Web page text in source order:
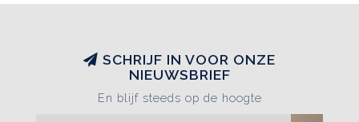
SCHRIJF IN VOOR ONZE
NIEUWSBRIEF
En blijf steeds op de hoogte